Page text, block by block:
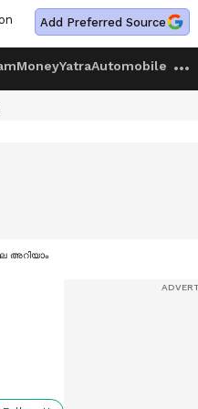
Add Preferred Source
MoneyYatraAutomobile
അറിയാം